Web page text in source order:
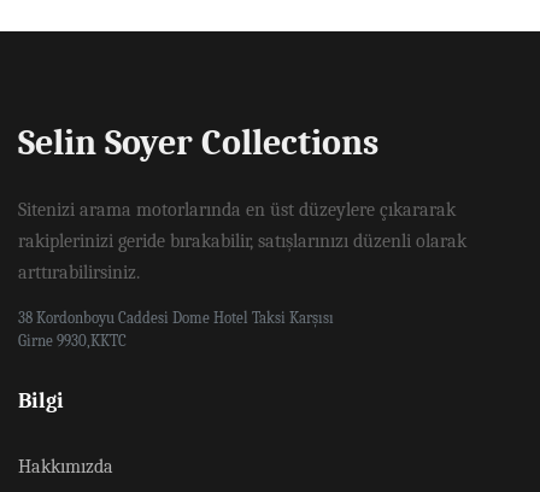
Selin Soyer Collections
Sitenizi arama motorlarında en üst düzeylere çıkararak
rakiplerinizi geride bırakabilir, satışlarınızı düzenli olarak
arttırabilirsiniz.
38 Kordonboyu Caddesi Dome Hotel Taksi Karşısı
Girne 9930,KKTC
Bilgi
Hakkımızda